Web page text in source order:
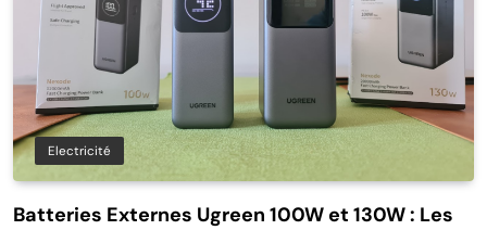
Electricité
Batteries Externes Ugreen 100W et 130W : Les